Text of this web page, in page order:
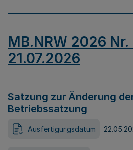
MB.NRW 2026
21.07.2026
Satzung zur Änderung
Betriebssatzung
Ausfertigungsdatum